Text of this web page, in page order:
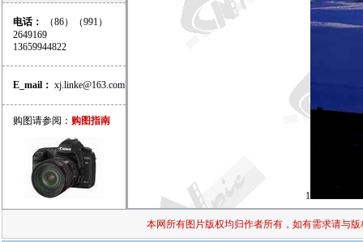
电话：
（86）（991）
2649169
13659944822
E_mail： xj.linke@163.com
购图请参阅： 购图指南
1
本网所有图片版权均归作者所有，如有需求请与